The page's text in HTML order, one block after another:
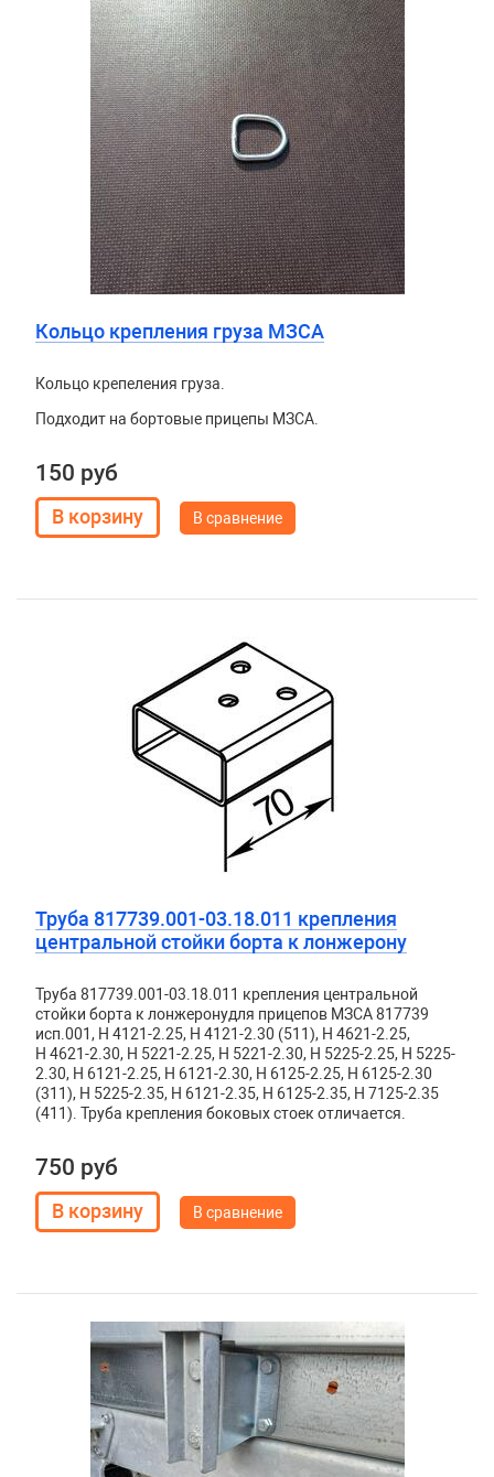
Кольцо крепления груза МЗСА
Кольцо крепеления груза.
Подходит на бортовые прицепы МЗСА.
150 руб
В сравнение
Труба 817739.001-03.18.011 крепления
центральной стойки борта к лонжерону
Труба 817739.001-03.18.011 крепления центральной
стойки борта к лонжеронудля прицепов МЗСА 817739
исп.001, H 4121-2.25, H 4121-2.30 (511), H 4621-2.25,
H 4621-2.30, H 5221-2.25, H 5221-2.30, H 5225-2.25, H 5225-
2.30, H 6121-2.25, H 6121-2.30, H 6125-2.25, H 6125-2.30
(311), H 5225-2.35, H 6121-2.35, H 6125-2.35, H 7125-2.35
(411). Труба крепления боковых стоек отличается.
750 руб
В сравнение